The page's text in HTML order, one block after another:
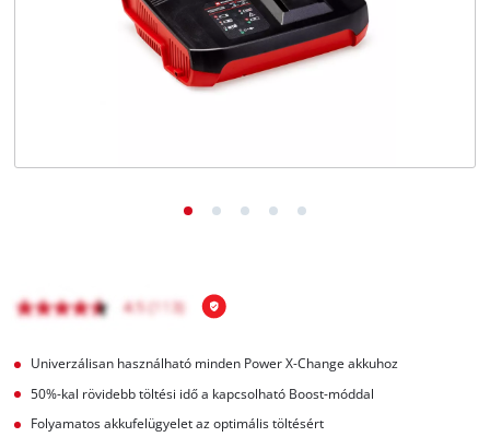
Univerzálisan használható minden Power X-Change akkuhoz
50%-kal rövidebb töltési idő a kapcsolható Boost-móddal
Folyamatos akkufelügyelet az optimális töltésért